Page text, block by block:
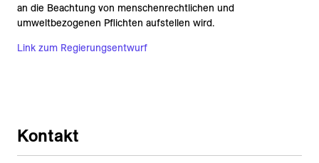
an die Beachtung von menschenrechtlichen und
umweltbezogenen Pflichten aufstellen wird.
Link zum Regierungsentwurf
Kontakt